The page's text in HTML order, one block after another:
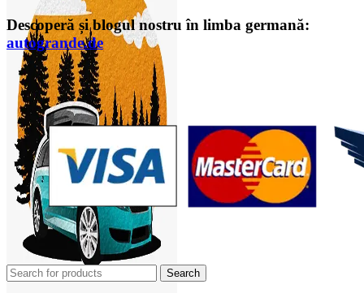
Descoperă și blogul nostru în limba germană:
autogrande.de
Search